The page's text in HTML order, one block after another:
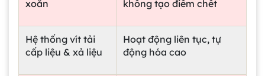
xoắn
không tạo điểm chết
Hệ thống vít tải
cấp liệu & xả liệu
Hoạt động liên tục, tự
động hóa cao